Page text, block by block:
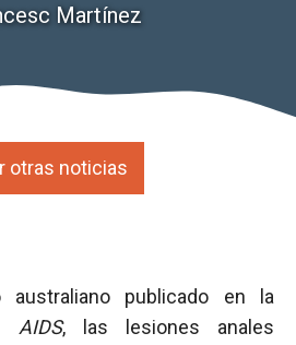
Martínez
otras noticias
australiano publicado en la
AIDS, las lesiones anales